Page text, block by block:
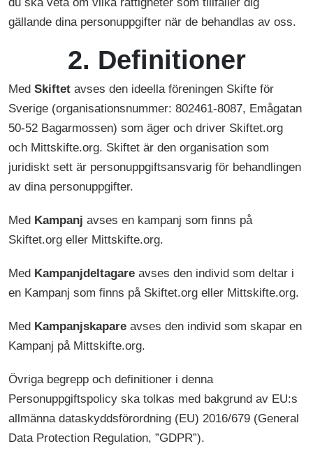
gällande dina personuppgifter när de behandlas av oss.
2. Definitioner
Med Skiftet avses den ideella föreningen Skifte för
Sverige (organisationsnummer: 802461-8087, Emågatan
50-52 Bagarmossen) som äger och driver Skiftet.org
och Mittskifte.org. Skiftet är den organisation som
juridiskt sett är personuppgiftsansvarig för behandlingen
av dina personuppgifter.
Med Kampanj avses en kampanj som finns på
Skiftet.org eller Mittskifte.org.
Med Kampanjdeltagare avses den individ som deltar i
en Kampanj som finns på Skiftet.org eller Mittskifte.org.
Med Kampanjskapare avses den individ som skapar en
Kampanj på Mittskifte.org.
Övriga begrepp och definitioner i denna
Personuppgiftspolicy ska tolkas med bakgrund av EU:s
allmänna dataskyddsförordning (EU) 2016/679 (General
Data Protection Regulation, ”GDPR”).